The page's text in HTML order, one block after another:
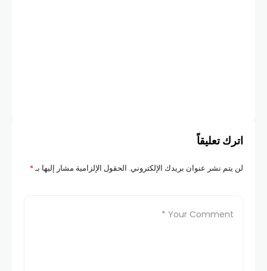
اترك تعليقاً
لن يتم نشر عنوان بريدك الإلكتروني. الحقول الإلزامية مشار إليها بـ*